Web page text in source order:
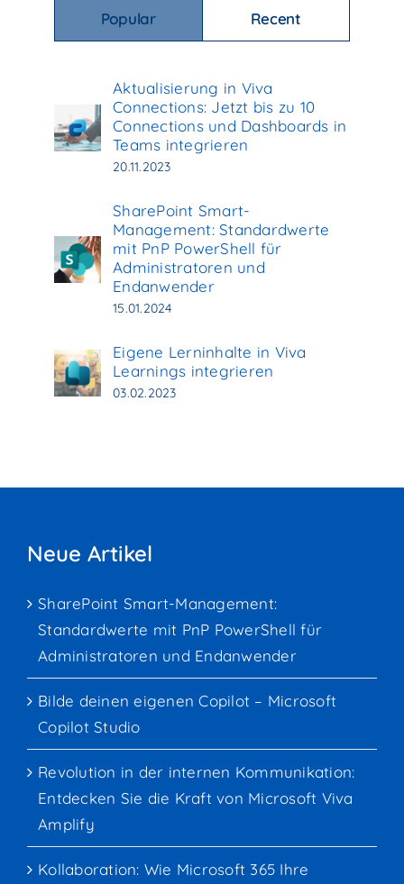
Popular Recent
Aktualisierung in Viva
Connections: Jetzt bis zu 10
Connections und Dashboards in
Teams integrieren
20.11.2023
SharePoint Smart-
Management: Standardwerte
mit PnP PowerShell für
Administratoren und
Endanwender
15.01.2024
Eigene Lerninhalte in Viva
Learnings integrieren
03.02.2023
Neue Artikel
SharePoint Smart-Management:
Standardwerte mit PnP PowerShell für
Administratoren und Endanwender
Bilde deinen eigenen Copilot – Microsoft
Copilot Studio
Revolution in der internen Kommunikation:
Entdecken Sie die Kraft von Microsoft Viva
Amplify
Kollaboration: Wie Microsoft 365 Ihre